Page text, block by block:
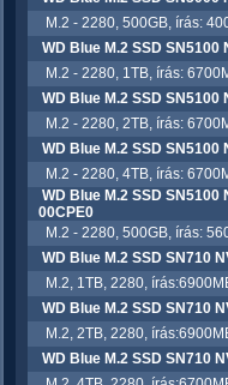
M.2 - 2280, 500GB, írás:
WD Blue M.2 SSD SN5100
M.2 - 2280, 1TB, írás:
WD Blue M.2 SSD SN5100
M.2 - 2280, 2TB, írás:
WD Blue M.2 SSD SN5100
M.2 - 2280, 4TB, írás:
WD Blue M.2 SSD SN5100
00CPE0
M.2 - 2280, 500GB, írás:
WD Blue M.2 SSD SN710
M.2, 1TB, 2280,
WD Blue M.2 SSD SN710
M.2, 2TB, 2280,
WD Blue M.2 SSD SN710